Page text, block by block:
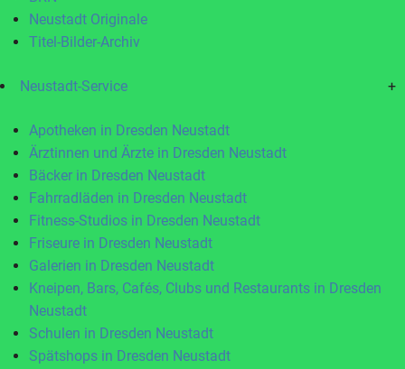
Neustadt Originale
Titel-Bilder-Archiv
Neustadt-Service +
Apotheken in Dresden Neustadt
Ärztinnen und Ärzte in Dresden Neustadt
Bäcker in Dresden Neustadt
Fahrradläden in Dresden Neustadt
Fitness-Studios in Dresden Neustadt
Friseure in Dresden Neustadt
Galerien in Dresden Neustadt
Kneipen, Bars, Cafés, Clubs und Restaurants in Dresden
Neustadt
Schulen in Dresden Neustadt
Spätshops in Dresden Neustadt